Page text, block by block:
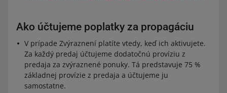
Ako účtujeme poplatky za propagáciu
V prípade Zvýraznení platíte vtedy, keď ich aktivujete.
Za každý predaj účtujeme dodatočnú províziu z
predaja za zvýraznené ponuky. Tá predstavuje 75 %
základnej provízie z predaja a účtujeme ju
samostatne.